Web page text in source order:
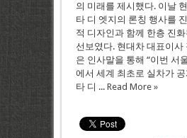
의 미래를 제시했다. 이날
타 디 엣지의 론칭 행사를
적 디자인과 함께 한층 진
선보였다. 현대차 대표이사
은 인사말을 통해 “이번 서
에서 세계 최초로 실차가
타 디 ... Read More »